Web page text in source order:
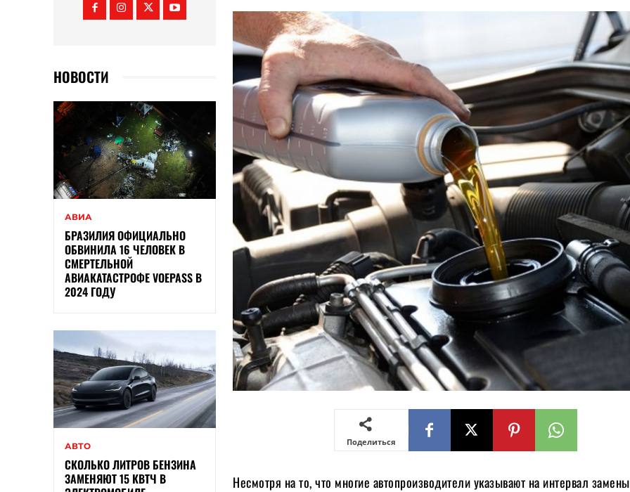
НОВОСТИ
АВИА
БРАЗИЛИЯ ОФИЦИАЛЬНО
ОБВИНИЛА 16 ЧЕЛОВЕК В
СМЕРТЕЛЬНОЙ
АВИАКАТАСТРОФЕ VOEPASS В
2024 ГОДУ
АВТО
СКОЛЬКО ЛИТРОВ БЕНЗИНА
ЗАМЕНЯЮТ 15 КВТЧ В
Поделиться
Несмотря на то, что многие автопроизводители указывают на интервал